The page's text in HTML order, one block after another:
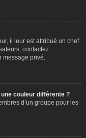
il leur est attribué un chef
contactez
privé.
couleur différente ?
d’un groupe pour les